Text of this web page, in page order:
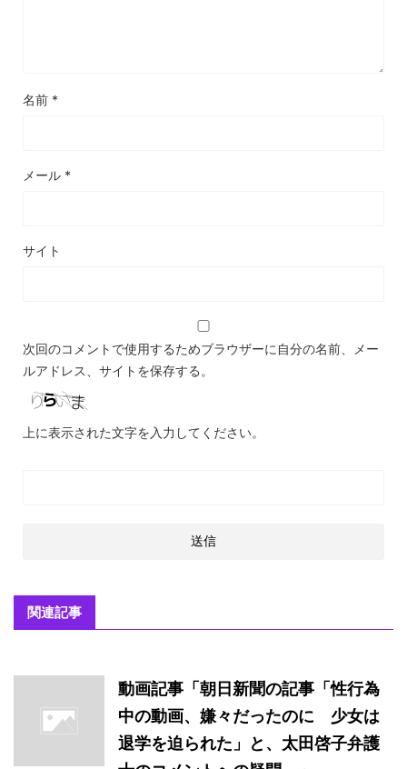
名前 *
メール *
サイト
次回のコメントで使用するためブラウザーに自分の名前、メー
ルアドレス、サイトを保存する。
上に表示された文字を入力してください。
関連記事
動画記事「朝日新聞の記事「性行為
中の動画、嫌々だったのに 少女は
退学を迫られた」と、太田啓子弁護